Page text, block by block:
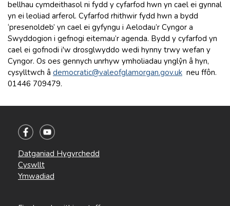
bellhau cymdeithasol ni fydd y cyfarfod hwn yn cael ei gynnal
yn ei leoliad arferol. Cyfarfod rhithwir fydd hwn a bydd
‘presenoldeb’ yn cael ei gyfyngu i Aelodau’r Cyngor a
Swyddogion i gefnogi eitemau’r agenda. Bydd y cyfarfod yn
cael ei gofnodi i'w drosglwyddo wedi hynny trwy wefan y
Cyngor. Os oes gennych unrhyw ymholiadau ynglŷn â hyn,
cysylltwch â democratic@valeofglamorgan.gov.uk neu ffôn.
01446 709479.
Datganiad Hygyrchedd
Cyswllt
Ymwadiad